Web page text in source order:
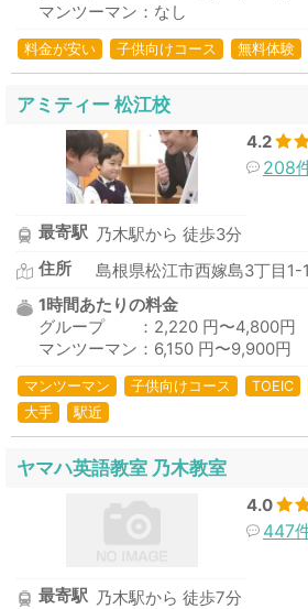
マンツーマン：なし
料金が安い 子供向けコース 無料体験
アミティー 松江校
4.2
208
最寄駅 乃木駅から 徒歩3分
住所
島根県松江市西嫁島3丁目1-
1時間あたりの料金
グループ ：2,220 円〜4,800円
マンツーマン：6,150 円〜9,900円
マンツーマン 子供向けコース TOEIC
大手
駅近
ヤマハ英語教室 乃木教室
4.0
447
最寄駅 乃木駅から 徒歩7分